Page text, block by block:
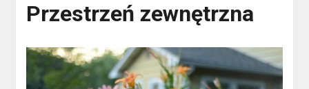
Przestrzeń zewnętrzna